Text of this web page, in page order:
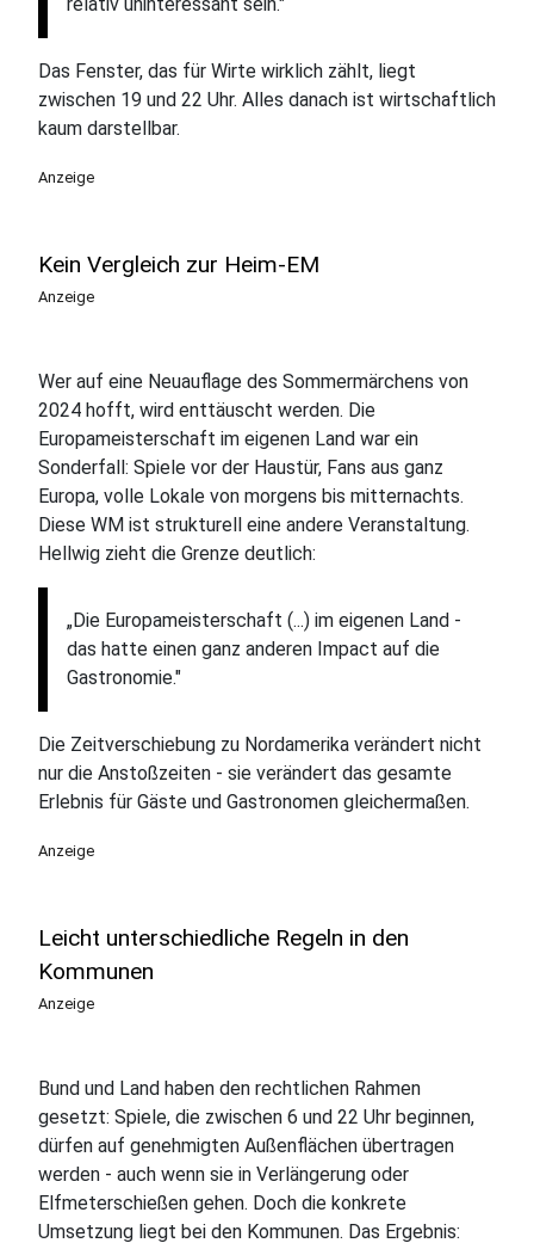
Das Fenster, das für Wirte wirklich zählt, liegt
zwischen 19 und 22 Uhr. Alles danach ist wirtschaftlich
kaum darstellbar.
Anzeige
Kein Vergleich zur Heim-EM
Anzeige
Wer auf eine Neuauflage des Sommermärchens von
2024 hofft, wird enttäuscht werden. Die
Europameisterschaft im eigenen Land war ein
Sonderfall: Spiele vor der Haustür, Fans aus ganz
Europa, volle Lokale von morgens bis mitternachts.
Diese WM ist strukturell eine andere Veranstaltung.
Hellwig zieht die Grenze deutlich:
„Die Europameisterschaft (...) im eigenen Land -
das hatte einen ganz anderen Impact auf die
Gastronomie."
Die Zeitverschiebung zu Nordamerika verändert nicht
nur die Anstoßzeiten - sie verändert das gesamte
Erlebnis für Gäste und Gastronomen gleichermaßen.
Anzeige
Leicht unterschiedliche Regeln in den
Kommunen
Anzeige
Bund und Land haben den rechtlichen Rahmen
gesetzt: Spiele, die zwischen 6 und 22 Uhr beginnen,
dürfen auf genehmigten Außenflächen übertragen
werden - auch wenn sie in Verlängerung oder
Elfmeterschießen gehen. Doch die konkrete
Umsetzung liegt bei den Kommunen. Das Ergebnis: